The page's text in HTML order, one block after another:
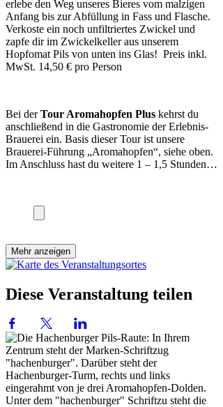
erlebe den Weg unseres Bieres vom malzigen
Anfang bis zur Abfüllung in Fass und Flasche.
Verkoste ein noch unfiltriertes Zwickel und
zapfe dir im Zwickelkeller aus unserem
Hopfomat Pils von unten ins Glas! Preis inkl.
MwSt. 14,50 € pro Person
Bei derTour Aromahopfen Plus kehrst du
anschließend in die Gastronomie der Erlebnis-
Brauerei ein. Basis dieser Tour ist unsere
Brauerei-Führung „Aromahopfen“, siehe oben.
Im Anschluss hast du weitere 1 – 1,5 Stunden…
Mehr anzeigen
Diese Veranstaltung teilen